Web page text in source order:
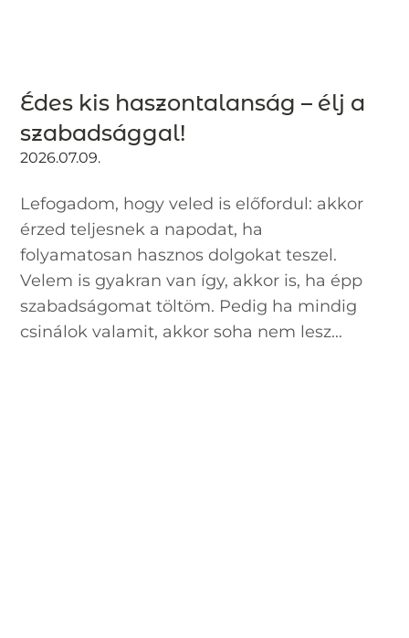
Édes kis haszontalanság – élj a
szabadsággal!
2026.07.09.
Lefogadom, hogy veled is előfordul: akkor
érzed teljesnek a napodat, ha
folyamatosan hasznos dolgokat teszel.
Velem is gyakran van így, akkor is, ha épp
szabadságomat töltöm. Pedig ha mindig
csinálok valamit, akkor soha nem lesz...